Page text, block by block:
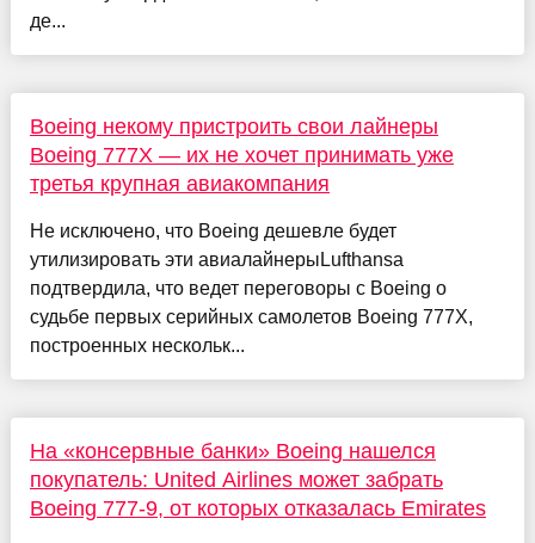
де...
Boeing некому пристроить свои лайнеры
Boeing 777X — их не хочет принимать уже
третья крупная авиакомпания
Не исключено, что Boeing дешевле будет
утилизировать эти авиалайнерыLufthansa
подтвердила, что ведет переговоры с Boeing о
судьбе первых серийных самолетов Boeing 777X,
построенных нескольк...
На «консервные банки» Boeing нашелся
покупатель: United Airlines может забрать
Boeing 777-9, от которых отказалась Emirates